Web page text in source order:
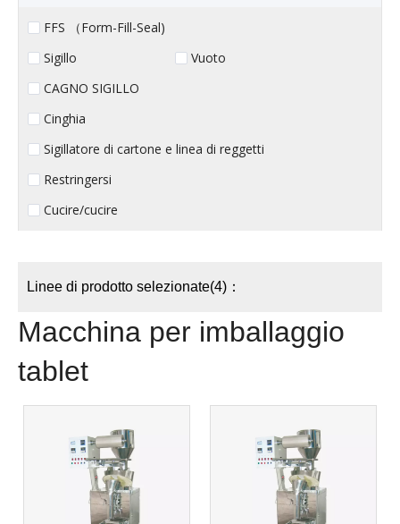
FFS （Form-Fill-Seal)
Sigillo
Vuoto
CAGNO SIGILLO
Cinghia
Sigillatore di cartone e linea di reggetti
Restringersi
Cucire/cucire
Linee di prodotto selezionate(4)：
Macchina per imballaggio
tablet